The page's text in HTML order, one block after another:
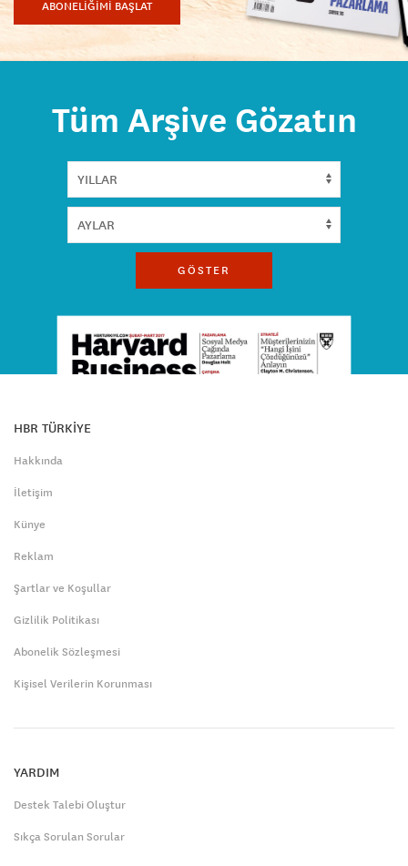
ABONELİĞİMİ BAŞLAT
Tüm Arşive Gözatın
GÖSTER
HBR TÜRKİYE
Hakkında
İletişim
Künye
Reklam
Şartlar ve Koşullar
Gizlilik Politikası
Abonelik Sözleşmesi
Kişisel Verilerin Korunması
YARDIM
Destek Talebi Oluştur
Sıkça Sorulan Sorular